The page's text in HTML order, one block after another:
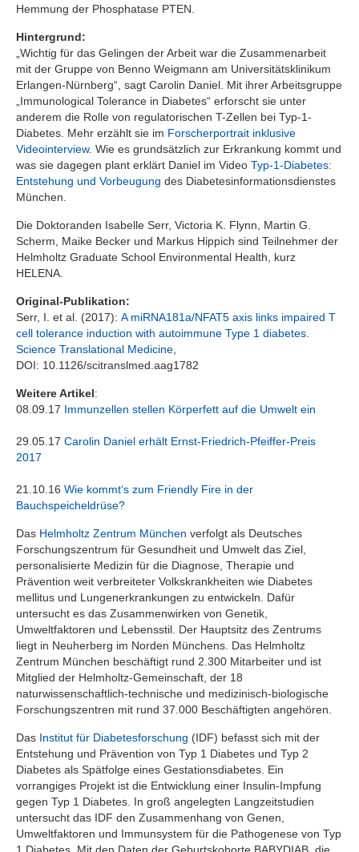
Hemmung der Phosphatase PTEN.
Hintergrund:
„Wichtig für das Gelingen der Arbeit war die Zusammenarbeit
mit der Gruppe von Benno Weigmann am Universitätsklinikum
Erlangen-Nürnberg“, sagt Carolin Daniel. Mit ihrer Arbeitsgruppe
„Immunological Tolerance in Diabetes“ erforscht sie unter
anderem die Rolle von regulatorischen T-Zellen bei Typ-1-
Diabetes. Mehr erzählt sie im Forscherportrait inklusive
Videointerview. Wie es grundsätzlich zur Erkrankung kommt und
was sie dagegen plant erklärt Daniel im Video Typ-1-Diabetes:
Entstehung und Vorbeugung des Diabetesinformationsdienstes
München.
Die Doktoranden Isabelle Serr, Victoria K. Flynn, Martin G.
Scherm, Maike Becker und Markus Hippich sind Teilnehmer der
Helmholtz Graduate School Environmental Health, kurz
HELENA.
Original-Publikation:
Serr, I. et al. (2017): A miRNA181a/NFAT5 axis links impaired T
cell tolerance induction with autoimmune Type 1 diabetes.
Science Translational Medicine
DOI: 10.1126/scitranslmed.aag1782
Weitere Artikel:
08.09.17 Immunzellen stellen Körperfett auf die Umwelt ein
29.05.17 Carolin Daniel erhält Ernst-Friedrich-Pfeiffer-Preis
2017
21.10.16 Wie kommt‘s zum Friendly Fire in der
Bauchspeicheldrüse?
Das Helmholtz Zentrum München verfolgt als Deutsches
Forschungszentrum für Gesundheit und Umwelt das Ziel,
personalisierte Medizin für die Diagnose, Therapie und
Prävention weit verbreiteter Volkskrankheiten wie Diabetes
mellitus und Lungenerkrankungen zu entwickeln. Dafür
untersucht es das Zusammenwirken von Genetik,
Umweltfaktoren und Lebensstil. Der Hauptsitz des Zentrums
liegt in Neuherberg im Norden Münchens. Das Helmholtz
Zentrum München beschäftigt rund 2.300 Mitarbeiter und ist
Mitglied der Helmholtz-Gemeinschaft, der 18
naturwissenschaftlich-technische und medizinisch-biologische
Forschungszentren mit rund 37.000 Beschäftigten angehören.
Das Institut für Diabetesforschung (IDF) befasst sich mit der
Entstehung und Prävention von Typ 1 Diabetes und Typ 2
Diabetes als Spätfolge eines Gestationsdiabetes. Ein
vorrangiges Projekt ist die Entwicklung einer Insulin-Impfung
gegen Typ 1 Diabetes. In groß angelegten Langzeitstudien
untersucht das IDF den Zusammenhang von Genen,
Umweltfaktoren und Immunsystem für die Pathogenese von Typ
1 Diabetes. Mit den Daten der Geburtskohorte BABYDIAB, die